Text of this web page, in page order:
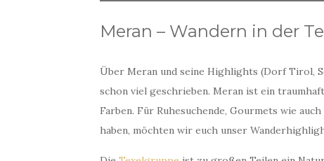
Meran – Wandern in der
Über Meran und seine Highlights (Dorf Tirol,
schon viel geschrieben. Meran ist ein
Farben. Für Ruhesuchende, Gourmets wie
haben, möchten wir euch unser